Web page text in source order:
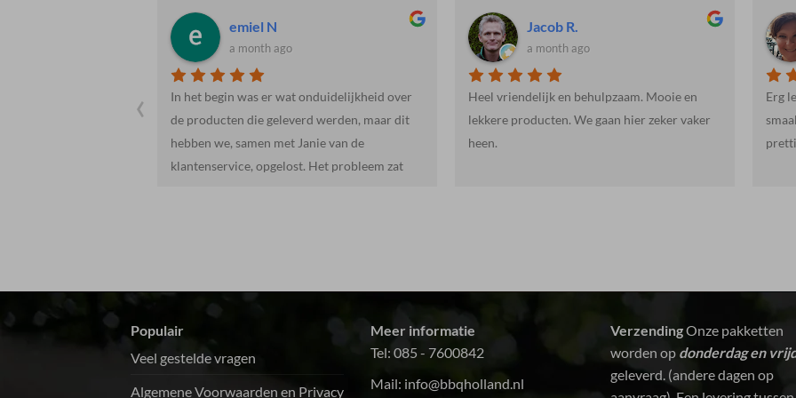
Jacob R.
a month ago
Heel vriendelijk en behulpzaam. Mooie en
lekkere producten. We gaan hier zeker vaker
heen.
Martienne R.
a month ago
Erg lekker, mals halalvlees. Ook de vis
smaakte erg goed. De levering was snel en
prettig. Kortom: een aanrader!
‹
Populair
Veel gestelde vragen
Algemene Voorwaarden en Privacy
Meer informatie
Tel: 085 - 7600842
Mail: info@bbqholland.nl
VerzendingOnze pakketten
worden op donderdag en
geleverd. (andere dagen op